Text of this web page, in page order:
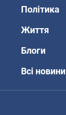
Політика
Життя
Блоги
Всі новини